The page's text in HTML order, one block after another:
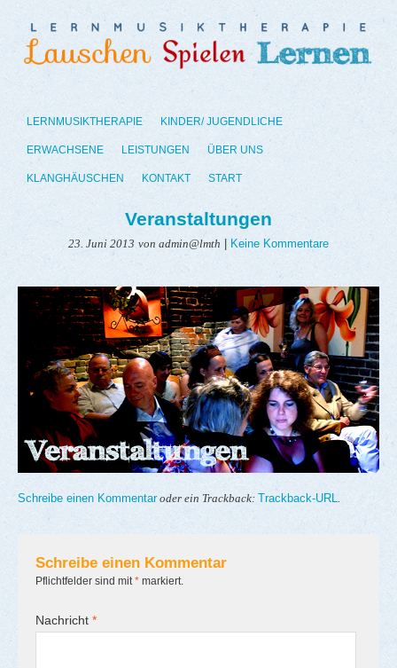
LERNMUSIKTHERAPIE KINDER/ JUGENDLICHE
ERWACHSENE LEISTUNGEN ÜBER UNS
KLANGHÄUSCHEN KONTAKT START
Veranstaltungen
23. Juni 2013 von admin@lmth Keine Kommentare
Schreibe einen Kommentaroder ein Trackback: Trackback-URL
Schreibe einen Kommentar
Pflichtfelder sind mit * markiert.
Nachricht *